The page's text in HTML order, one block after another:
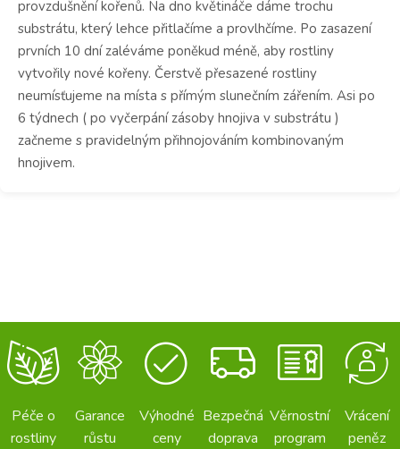
provzdušnění kořenů. Na dno květináče dáme trochu
substrátu, který lehce přitlačíme a provlhčíme. Po zasazení
prvních 10 dní zaléváme poněkud méně, aby rostliny
vytvořily nové kořeny. Čerstvě přesazené rostliny
neumísťujeme na místa s přímým slunečním zářením. Asi po
6 týdnech ( po vyčerpání zásoby hnojiva v substrátu )
začneme s pravidelným přihnojováním kombinovaným
hnojivem.
Péče o
rostliny
Garance
růstu
Výhodné
ceny
Bezpečná
doprava
Věrnostní
program
Vrácení
peněz